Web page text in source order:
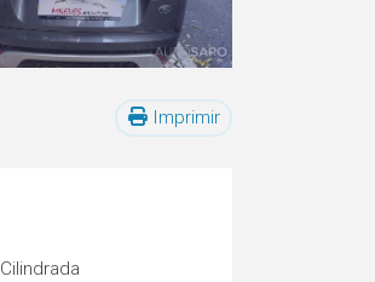
Imprimir
Cilindrada